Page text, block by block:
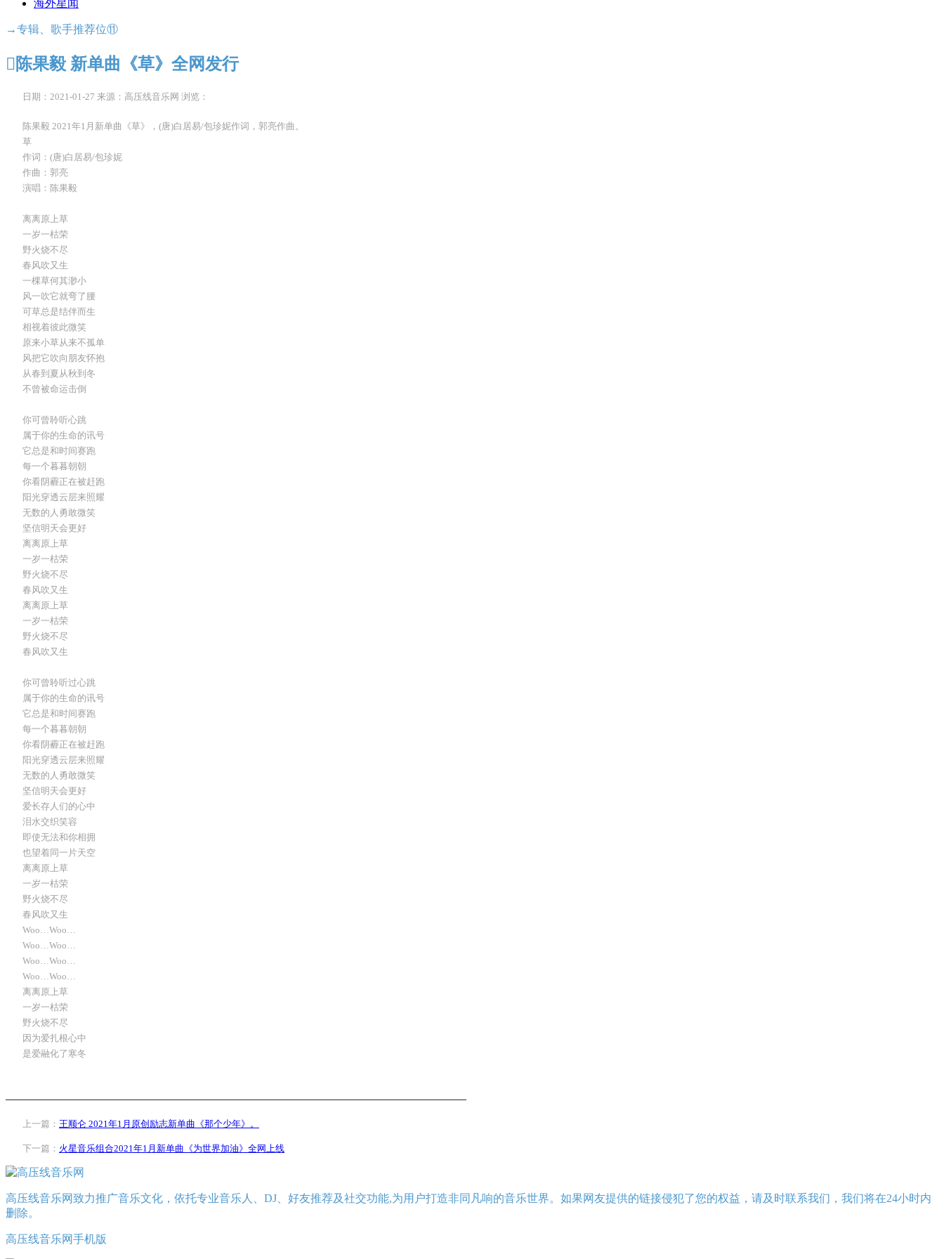
海外星闻
→专辑、歌手推荐位⑪
 陈果毅 新单曲《草》全网发行
日期：2021-01-27 来源：高压线音乐网 浏览：
陈果毅 2021年1月新单曲《草》，(唐)白居易/包珍妮作词，郭亮作曲。
草
作词：(唐)白居易/包珍妮
作曲：郭亮
演唱：陈果毅
离离原上草
一岁一枯荣
野火烧不尽
春风吹又生
一棵草何其渺小
风一吹它就弯了腰
可草总是结伴而生
相视着彼此微笑
原来小草从来不孤单
风把它吹向朋友怀抱
从春到夏从秋到冬
不曾被命运击倒
你可曾聆听心跳
属于你的生命的讯号
它总是和时间赛跑
每一个暮暮朝朝
你看阴霾正在被赶跑
阳光穿透云层来照耀
无数的人勇敢微笑
坚信明天会更好
离离原上草
一岁一枯荣
野火烧不尽
春风吹又生
离离原上草
一岁一枯荣
野火烧不尽
春风吹又生
你可曾聆听过心跳
属于你的生命的讯号
它总是和时间赛跑
每一个暮暮朝朝
你看阴霾正在被赶跑
阳光穿透云层来照耀
无数的人勇敢微笑
坚信明天会更好
爱长存人们的心中
泪水交织笑容
即使无法和你相拥
也望着同一片天空
离离原上草
一岁一枯荣
野火烧不尽
春风吹又生
Woo…Woo…
Woo…Woo…
Woo…Woo…
Woo…Woo…
离离原上草
一岁一枯荣
野火烧不尽
因为爱扎根心中
是爱融化了寒冬
上一篇： 王顺仑 2021年1月原创励志新单曲《那个少年》。
下一篇： 火星音乐组合2021年1月新单曲《为世界加油》全网上线
高压线音乐网致力推广音乐文化，依托专业音乐人、DJ、好友推荐及社交功能,为用户打造非同凡响的音乐世界。如果网友提供的链接侵犯了您的权益，请及时联系我们，我们将在24小时内
删除。
高压线音乐网手机版